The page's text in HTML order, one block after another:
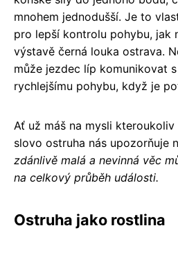
mnohem jednodušší. Je to
pro lepší kontrolu pohybu, jak
výstavě černá louka ostrava.
může jezdec líp komunikovat
rychlejšímu pohybu, když je
Ať už máš na mysli
slovo ostruha nás upozorňuje
zdánlivě malá a nevinná věc
na celkový průběh události.
Ostruha jako rostlina